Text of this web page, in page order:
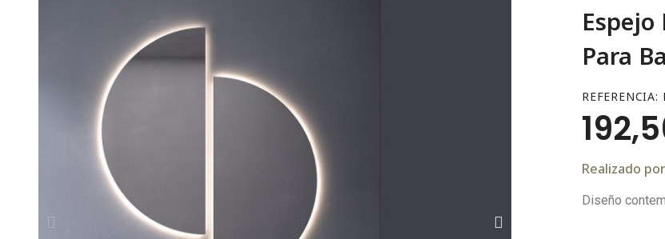
Para
REFERENCIA
Realizado
Diseño